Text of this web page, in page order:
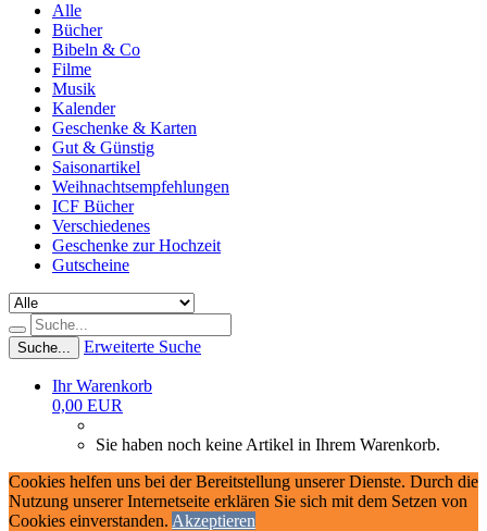
Alle
Bücher
Bibeln & Co
Filme
Musik
Kalender
Geschenke & Karten
Gut & Günstig
Saisonartikel
Weihnachtsempfehlungen
ICF Bücher
Verschiedenes
Geschenke zur Hochzeit
Gutscheine
Suche... Erweiterte Suche
Ihr Warenkorb
0,00 EUR
Sie haben noch keine Artikel in Ihrem Warenkorb.
Cookies helfen uns bei der Bereitstellung unserer Dienste. Durch die
Nutzung unserer Internetseite erklären Sie sich mit dem Setzen von
Cookies einverstanden. Akzeptieren